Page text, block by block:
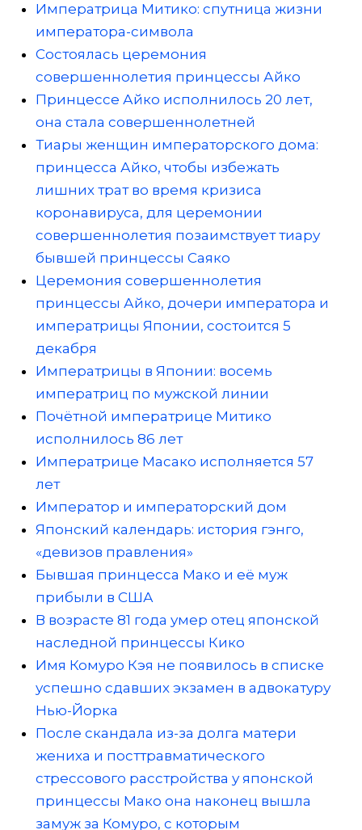
Императрица Митико: спутница жизни
императора-символа
Состоялась церемония
совершеннолетия принцессы Айко
Принцессе Айко исполнилось 20 лет,
она стала совершеннолетней
Тиары женщин императорского дома:
принцесса Айко, чтобы избежать
лишних трат во время кризиса
коронавируса, для церемонии
совершеннолетия позаимствует тиару
бывшей принцессы Саяко
Церемония совершеннолетия
принцессы Айко, дочери императора и
императрицы Японии, состоится 5
декабря
Императрицы в Японии: восемь
императриц по мужской линии
Почётной императрице Митико
исполнилось 86 лет
Императрице Масако исполняется 57
лет
Император и императорский дом
Японский календарь: история гэнго,
«девизов правления»
Бывшая принцесса Мако и её муж
прибыли в США
В возрасте 81 года умер отец японской
наследной принцессы Кико
Имя Комуро Кэя не появилось в списке
успешно сдавших экзамен в адвокатуру
Нью-Йорка
После скандала из-за долга матери
жениха и посттравматического
стрессового расстройства у японской
принцессы Мако она наконец вышла
замуж за Комуро, с которым